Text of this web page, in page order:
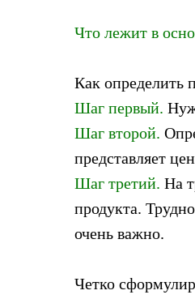
Что лежит в
Как определить
Шаг первый.
Шаг второй.
представляет
Шаг третий. На
продукта.
очень важно.
Четко